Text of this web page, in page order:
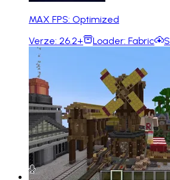
MAX FPS: Optimized
Verze: 26.2+ Loader: Fabric